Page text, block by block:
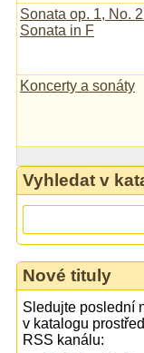
Sonata op. 1, No.
Sonata in F
Koncerty a sonáty
Vyhledat v
Nové tituly
Sledujte poslední
v katalogu
RSS kanálu: